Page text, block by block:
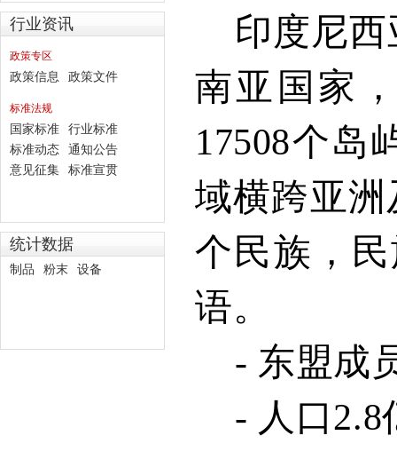
行业资讯
政策专区
政策信息 政策文件
标准法规
国家标准
行业标准
标准动态
通知公告
意见征集
标准宣贯
统计数据
制品 粉末 设备
印度尼
南亚国家
17508个岛
域横跨亚
个民族，
语。
- 东盟成
- 人口2.8